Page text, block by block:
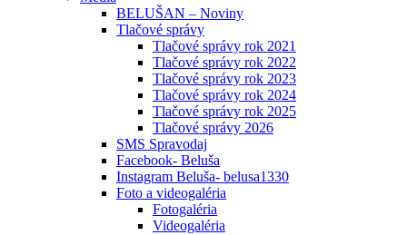
BELUŠAN – Noviny
Tlačové správy
Tlačové správy rok 2021
Tlačové správy rok 2022
Tlačové správy rok 2023
Tlačové správy rok 2024
Tlačové správy rok 2025
Tlačové správy 2026
SMS Spravodaj
Facebook- Beluša
Instagram Beluša- belusa1330
Foto a videogaléria
Fotogaléria
Videogaléria